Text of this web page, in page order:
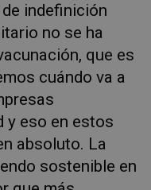
indefinición
no se ha
que es
cuándo va a
y eso en estos
absoluto. La
sostenible en